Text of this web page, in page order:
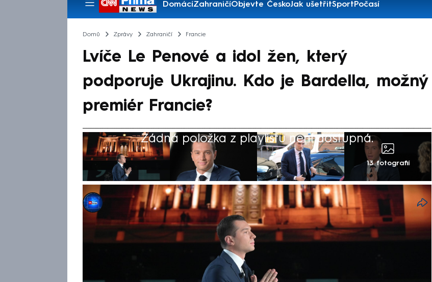
DomácíZahraničíObjevte ČeskoJak ušetřitSportPočasí
Pořady
Domů Zprávy Zahraničí Francie
Lvíče Le Penové a idol žen, který
podporuje Ukrajinu. Kdo je Bardella, možný
premiér Francie?
Žádná položka z playlistu není dostupná.
13 fotografií
CNN Prima NEWS
7. čvc 2024, 14:50
Francie není moc daleko od toho, aby si do čela dosadila nejmladšího
premiéra ve svých dějinách. Vážným uchazečem o tento post je Jordan
Bardella, teprve 28letý politik z krajně pravicového Národního sdružení
(NS). Šéfem vlády se po víkendových volbách teoreticky může stát